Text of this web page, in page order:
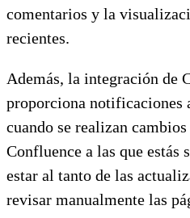
comentarios y la
recientes.
Además, la integración de
proporciona notificaciones
cuando se realizan
Confluence a las que estás
estar al tanto de las
revisar manualmente las